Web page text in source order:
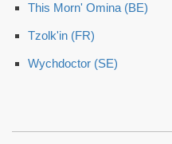
This Morn' Omina (BE)
Tzolk'in (FR)
Wychdoctor (SE)